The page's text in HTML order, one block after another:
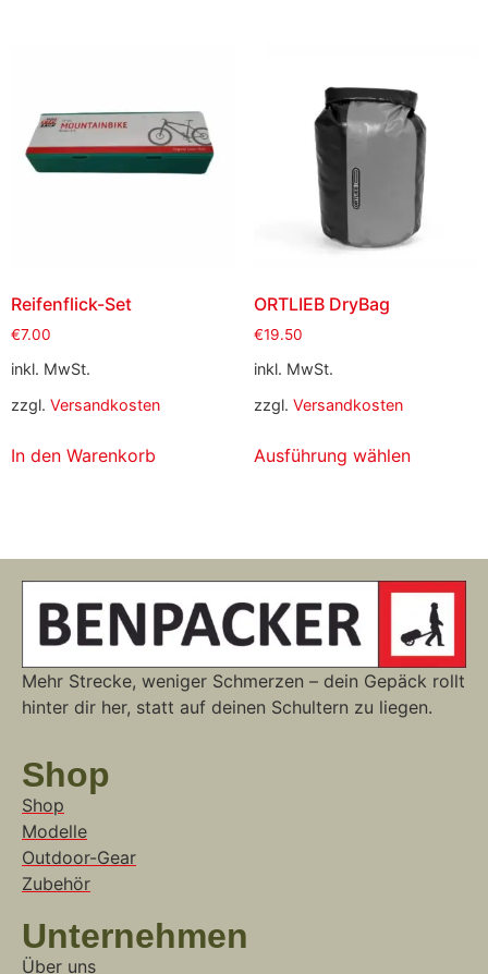
Reifenflick-Set
€7.00
inkl. MwSt.
zzgl. Versandkosten
In den Warenkorb
ORTLIEB DryBag
€19.50
inkl. MwSt.
zzgl. Versandkosten
Ausführung wählen
Mehr Strecke, weniger Schmerzen – dein Gepäck rollt
hinter dir her, statt auf deinen Schultern zu liegen.
Shop
Shop
Modelle
Outdoor-Gear
Zubehör
Unternehmen
Über uns